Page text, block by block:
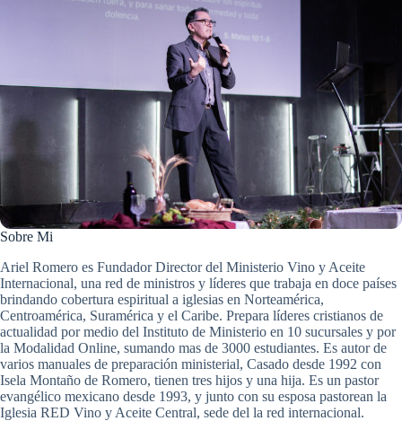
Sobre Mi
Ariel Romero es Fundador Director del Ministerio Vino y Aceite
Internacional, una red de ministros y líderes que trabaja en doce países
brindando cobertura espiritual a iglesias en Norteamérica,
Centroamérica, Suramérica y el Caribe. Prepara líderes cristianos de
actualidad por medio del Instituto de Ministerio en 10 sucursales y por
la Modalidad Online, sumando mas de 3000 estudiantes. Es autor de
varios manuales de preparación ministerial, Casado desde 1992 con
Isela Montaño de Romero, tienen tres hijos y una hija. Es un pastor
evangélico mexicano desde 1993, y junto con su esposa pastorean la
Iglesia RED Vino y Aceite Central, sede del la red internacional.